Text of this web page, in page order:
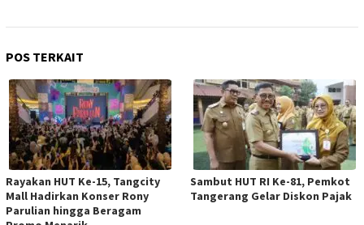
POS TERKAIT
Rayakan HUT Ke-15, Tangcity
Mall Hadirkan Konser Rony
Parulian hingga Beragam
Sambut HUT RI Ke-81, Pemkot
Tangerang Gelar Diskon Pajak